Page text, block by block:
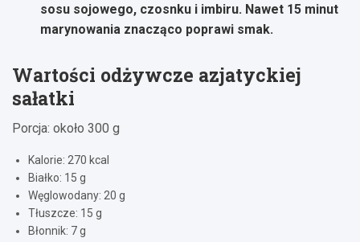
sosu sojowego, czosnku i imbiru. Nawet 15 minut
marynowania znacząco poprawi smak.
Wartości odżywcze azjatyckiej
sałatki
Porcja: około 300 g
Kalorie: 270 kcal
Białko: 15 g
Węglowodany: 20 g
Tłuszcze: 15 g
Błonnik: 7 g